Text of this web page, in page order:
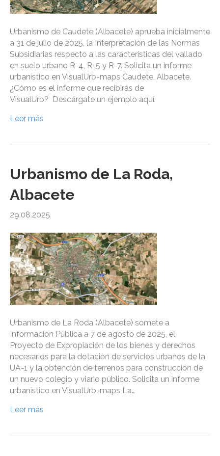
Urbanismo de Caudete (Albacete) aprueba inicialmente
a 31 de julio de 2025, la Interpretación de las Normas
Subsidiarias respecto a las características del vallado
en suelo urbano R-4, R-5 y R-7. Solicita un informe
urbanístico en VisualUrb-maps Caudete, Albacete.
¿Cómo es el informe que recibirás de
VisualUrb? Descárgate un ejemplo aquí.
Leer más
Urbanismo de La Roda,
Albacete
29.08.2025
Urbanismo de La Roda (Albacete) somete a
Información Pública a 7 de agosto de 2025, el
Proyecto de Expropiación de los bienes y derechos
necesarios para la dotación de servicios urbanos de la
UA-1 y la obtención de terrenos para construcción de
un nuevo colegio y viario público. Solicita un informe
urbanístico en VisualUrb-maps La…
Leer más